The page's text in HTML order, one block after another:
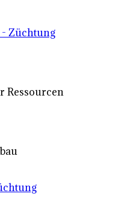
- Züchtung
Ressourcen